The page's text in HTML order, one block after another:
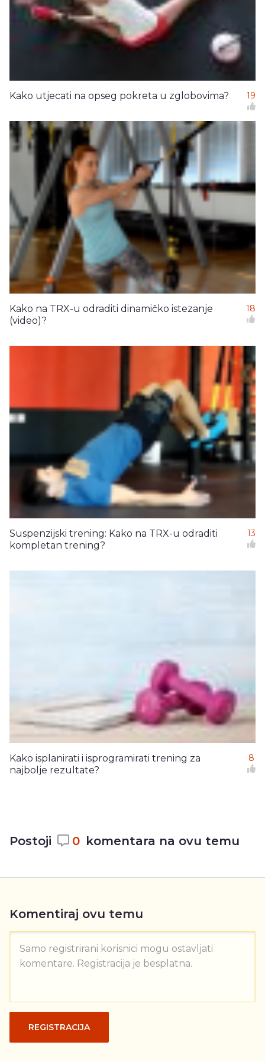
Kako utjecati na opseg pokreta u zglobovima? 19
Kako na TRX-u odraditi dinamičko istezanje
(video)?
18
Suspenzijski trening: Kako na TRX-u odraditi
kompletan trening?
13
Kako isplanirati i isprogramirati trening za
najbolje rezultate?
8
Postoji 0 komentara na ovu temu
Komentiraj ovu temu
Samo registrirani korisnici mogu ostavljati
komentare. Registracija je besplatna.
REGISTRACIJA